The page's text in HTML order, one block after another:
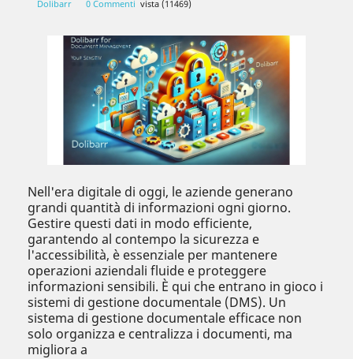
Dolibarr 0 Commenti vista (11469)
Nell'era digitale di oggi, le aziende generano
grandi quantità di informazioni ogni giorno.
Gestire questi dati in modo efficiente,
garantendo al contempo la sicurezza e
l'accessibilità, è essenziale per mantenere
operazioni aziendali fluide e proteggere
informazioni sensibili. È qui che entrano in gioco i
sistemi di gestione documentale (DMS). Un
sistema di gestione documentale efficace non
solo organizza e centralizza i documenti, ma
migliora a